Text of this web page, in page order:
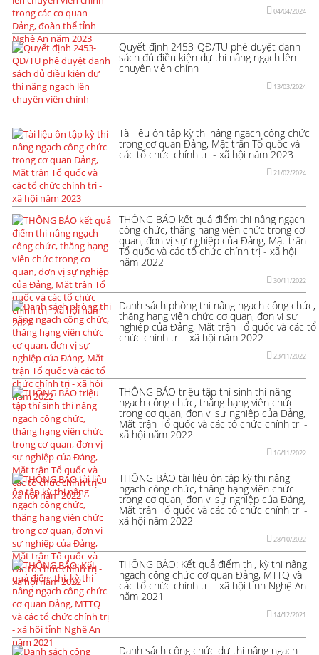
04/04/2024
Quyết định 2453-QĐ/TU phê duyệt danh
sách đủ điều kiện dự thi nâng ngạch lên
chuyên viên chính
13/03/2024
Tài liệu ôn tập kỳ thi nâng ngạch công chức
trong cơ quan Đảng, Mặt trận Tổ quốc và
các tổ chức chính trị - xã hội năm 2023
21/02/2024
THÔNG BÁO kết quả điểm thi nâng ngạch
công chức, thăng hạng viên chức trong cơ
quan, đơn vị sự nghiệp của Đảng, Mặt trận
Tổ quốc và các tổ chức chính trị - xã hội
năm 2022
30/11/2022
Danh sách phòng thi nâng ngạch công chức,
thăng hạng viên chức cơ quan, đơn vị sự
nghiệp của Đảng, Mặt trận Tổ quốc và các tổ
chức chính trị - xã hội năm 2022
23/11/2022
THÔNG BÁO triệu tập thí sinh thi nâng
ngạch công chức, thăng hạng viên chức
trong cơ quan, đơn vị sự nghiệp của Đảng,
Mặt trận Tổ quốc và các tổ chức chính trị -
xã hội năm 2022
16/11/2022
THÔNG BÁO tài liệu ôn tập kỳ thi nâng
ngạch công chức, thăng hạng viên chức
trong cơ quan, đơn vị sự nghiệp của Đảng,
Mặt trận Tổ quốc và các tổ chức chính trị -
xã hội năm 2022
28/10/2022
THÔNG BÁO: Kết quả điểm thi, kỳ thi nâng
ngạch công chức cơ quan Đảng, MTTQ và
các tổ chức chính trị - xã hội tỉnh Nghệ An
năm 2021
14/12/2021
Danh sách công chức dự thi nâng ngạch